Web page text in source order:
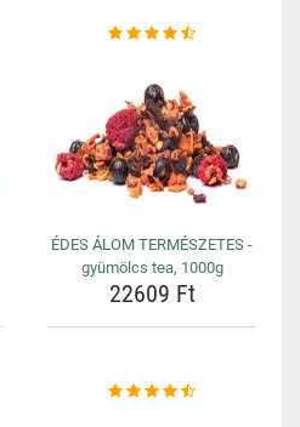
ÉDES ÁLOM TERMÉSZETES -
gyümölcs tea, 1000g
22609 Ft